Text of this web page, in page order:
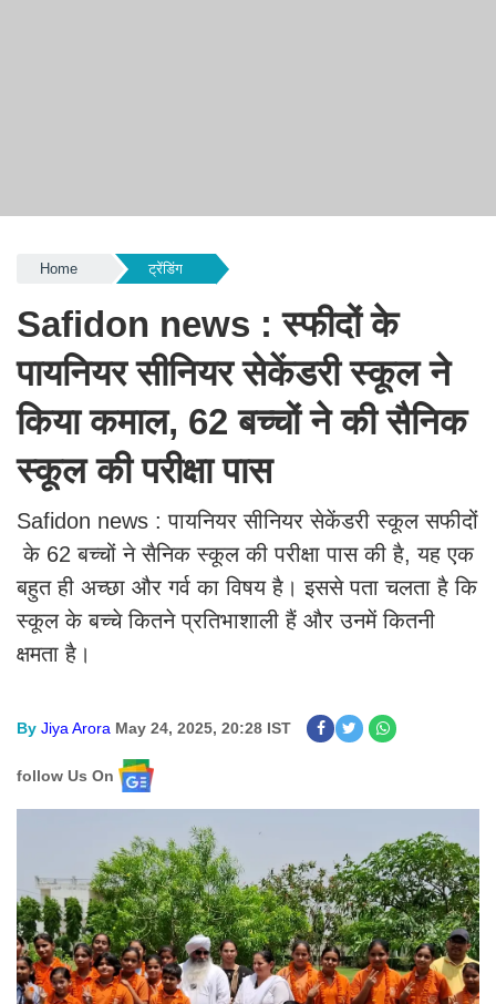
Home ट्रेंडिंग
Safidon news : स्फीदों के
पायनियर सीनियर सेकेंडरी स्कूल ने
किया कमाल, 62 बच्चों ने की सैनिक
स्कूल की परीक्षा पास
Safidon news : पायनियर सीनियर सेकेंडरी स्कूल सफीदों
के 62 बच्चों ने सैनिक स्कूल की परीक्षा पास की है, यह एक
बहुत ही अच्छा और गर्व का विषय है। इससे पता चलता है कि
स्कूल के बच्चे कितने प्रतिभाशाली हैं और उनमें कितनी
क्षमता है।
By Jiya Arora May 24, 2025, 20:28 IST
follow Us On